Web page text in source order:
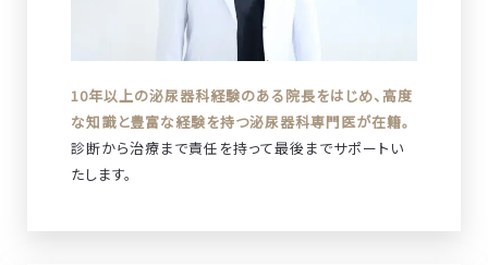
10年以上の泌尿器科経験のある院長をはじめ、高度
な知識と豊富な経験を持つ泌尿器科専門医が在籍。
診断から治療まで責任を持って最後までサポートい
たします。